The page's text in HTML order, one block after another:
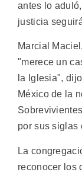
antes lo
justicia
Marcial
"merece un
la Iglesia",
México de la
por sus siglas
La
reconocer los